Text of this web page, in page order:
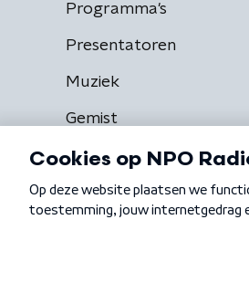
Programma's
Presentatoren
Muziek
Gemist
Algemene voorwaarden